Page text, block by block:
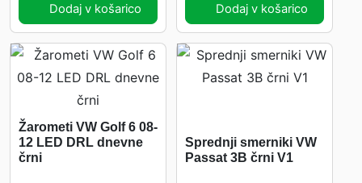
Dodaj v košarico Dodaj v košarico
Žarometi VW Golf 6 08-
12 LED DRL dnevne
črni
Sprednji smerniki VW
Passat 3B črni V1